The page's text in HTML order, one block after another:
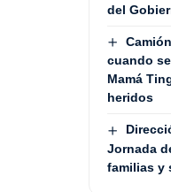
del
cuando
Mamá
heridos
Jornada
familias y